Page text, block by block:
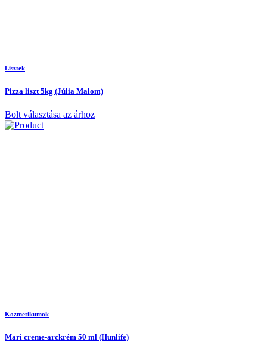
Lisztek
Pizza liszt 5kg (Júlia Malom)
Bolt választása az árhoz
Kozmetikumok
Mari creme-arckrém 50 ml (Hunlife)